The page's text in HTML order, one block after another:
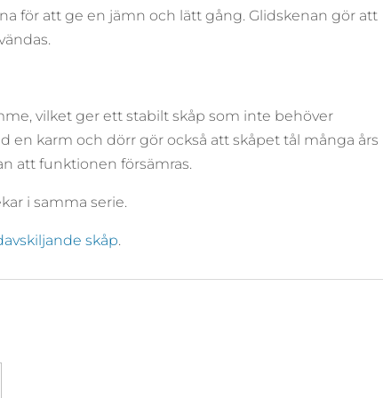
för att ge en jämn och lätt gång. Glidskenan gör att
vilket ger ett stabilt skåp som inte behöver
en karm och dörr gör också att skåpet tål många års
att funktionen försämras.
i samma serie.
skåp.